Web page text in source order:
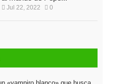
Jul 22, 2022 0